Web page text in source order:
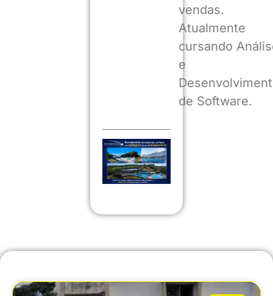
vendas.
Atualmente
cursando
e
de Software.